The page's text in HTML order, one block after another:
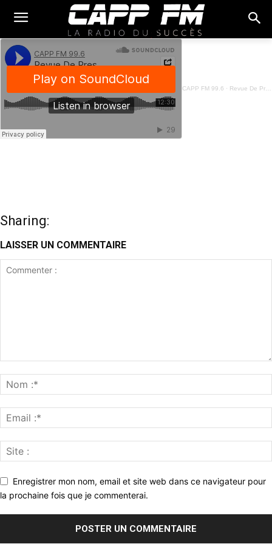
CAPP FM 99.6 · Revue De Presse Fon - 22 Janvier 2025
Sharing:
LAISSER UN COMMENTAIRE
Enregistrer mon nom, email et site web dans ce navigateur pour
la prochaine fois que je commenterai.